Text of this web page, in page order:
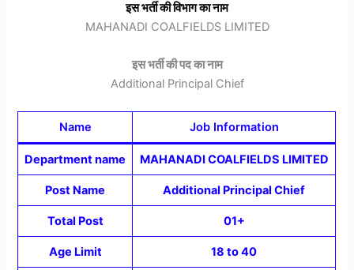
इस भर्ती की विभाग का नाम
MAHANADI COALFIELDS LIMITED
इस भर्ती की पद का नाम
Additional Principal Chief
Name Job Information
Department name MAHANADI COALFIELDS LIMITED
Post Name Additional Principal Chief
Total Post 01+
Age Limit 18 to 40